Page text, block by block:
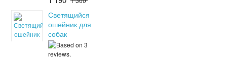
Светящийся
ошейник для
собак